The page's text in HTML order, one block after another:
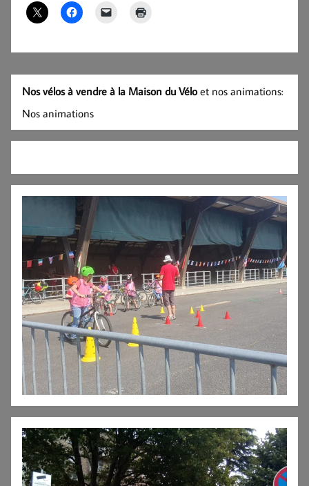
Nos vélos à vendre à la Maison du Véloet nos animations:
Nos animations